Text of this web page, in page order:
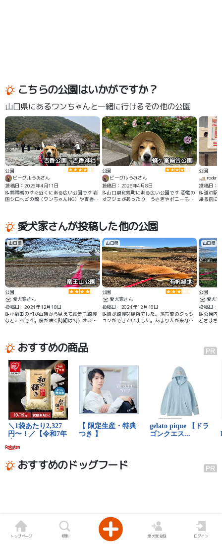
こちらの公園はいかがですか？
山口県にあるワンちゃんと一緒に行けるその他の公園
吉香公園・吉香神社
公園
ビーグルうみさん
投稿日：2026年4月11日
📝錦帯橋のすぐ近くにある広い公園です 岩
国シロヘビの館（ワンちゃんNG）や吉香神
蜂ヶ峯総合公園
公園
ビーグルうみさん
投稿日：2026年4月8日
📝山口県和気町にある広い公園です 恐竜の
オブジェがあったり うさぎやポニーもい
公園
投稿日：
📝道の駅
帰る前に
愛犬家さんが投稿した他の公園
山口県
竜王山公園
公園
愛犬家さん
投稿日：2024年12月18日
📝小野田の町が山頂から見えて夜景も綺麗
なところです。桜が咲く時期は特にオスス
山口県
有帆緑地
公園
愛犬家さん
投稿日：2024年12月18日
📝緑が綺麗な場所でした。落ち葉のクッシ
ョンができていました。あまり人が来なさ
山口県
公園
愛犬家
投稿日：
📝公園内
どさまざ
おすすめの商品
おすすめのドッグフード
トップページ 検索 愛犬家登録 ログイン